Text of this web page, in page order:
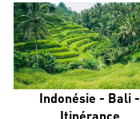
Indonésie - Bali -